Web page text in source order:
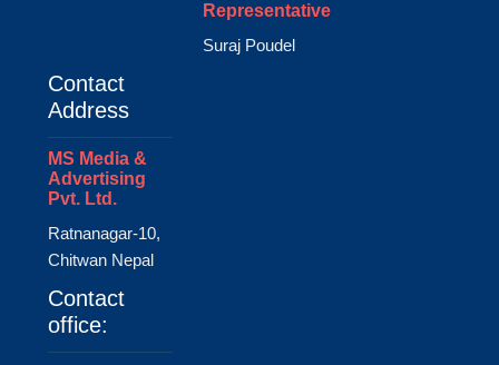
Representative
Suraj Poudel
Contact
Address
MS Media &
Advertising
Pvt. Ltd.
Ratnanagar-10,
Chitwan Nepal
Contact
office: